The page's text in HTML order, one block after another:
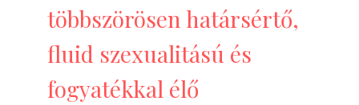
többszörösen határsértő,
fluid szexualitású és
fogyatékkal élő